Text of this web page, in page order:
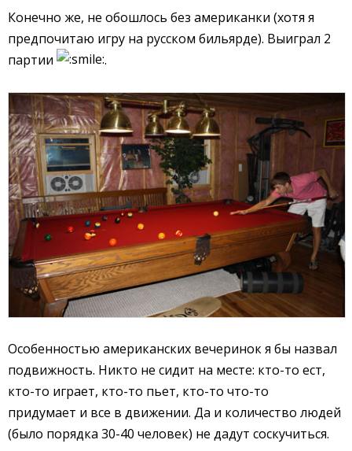
Конечно же, не обошлось без американки (хотя я
предпочитаю игру на русском бильярде). Выиграл 2
партии
.
Особенностью американских вечеринок я бы назвал
подвижность. Никто не сидит на месте: кто-то ест,
кто-то играет, кто-то пьет, кто-то что-то
придумает и все в движении. Да и количество людей
(было порядка 30-40 человек) не дадут соскучиться.